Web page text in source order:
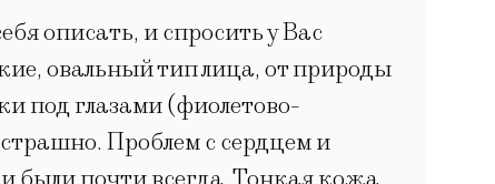
описать, и спросить у Вас
овальный тип лица, от природы
под глазами (фиолетово-
Проблем с сердцем и